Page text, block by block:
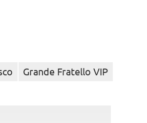
Grande Fratello VIP